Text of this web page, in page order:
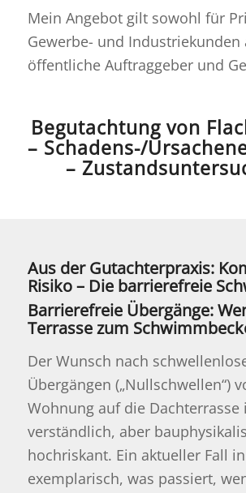
Mein Angebot gilt sowohl für
Gewerbe- und Industriekunden
öffentliche Auftraggeber und
Begutachtung von
– Schadens-/
–
Aus der Gutachterpraxis:
Risiko – Die barrierefreie
Barrierefreie Übergänge:
Terrasse zum
Der Wunsch nach
Übergängen („Nullschwellen“)
Wohnung auf die Dachterrasse
verständlich, aber
hochriskant. Ein aktueller Fall
exemplarisch, was passiert,